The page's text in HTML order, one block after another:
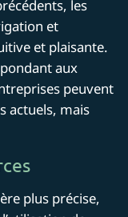
les
et
et plaisante.
aux
peuvent
actuels, mais
plus précise,